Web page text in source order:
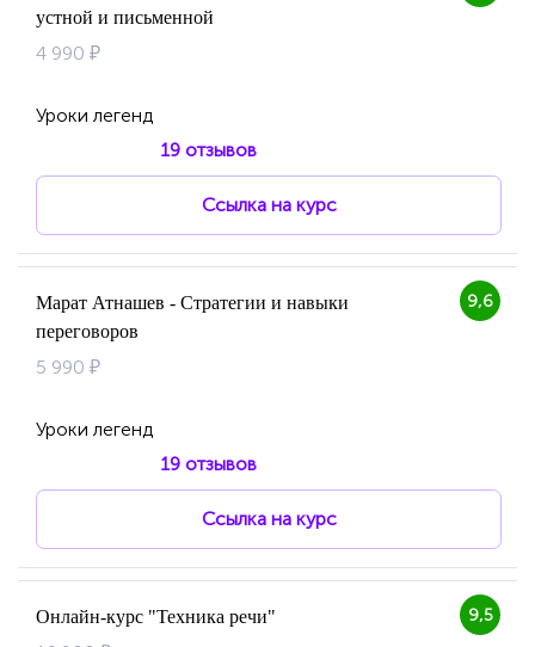
устной и письменной
4 990 ₽
Уроки легенд
19 отзывов
Ссылка на курс
9,6
Марат Атнашев - Стратегии и навыки
переговоров
5 990 ₽
Уроки легенд
19 отзывов
Ссылка на курс
9,5
Онлайн-курс "Техника речи"